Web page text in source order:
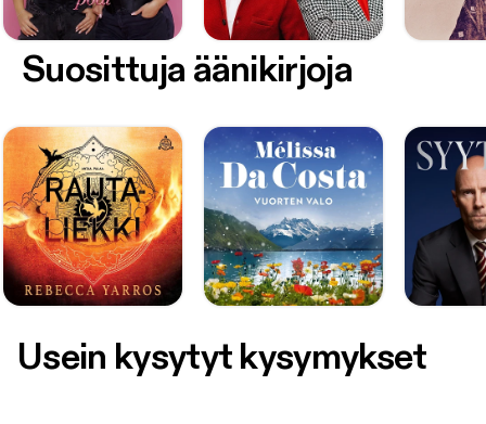
Suosittuja äänikirjoja
Usein kysytyt kysymykset